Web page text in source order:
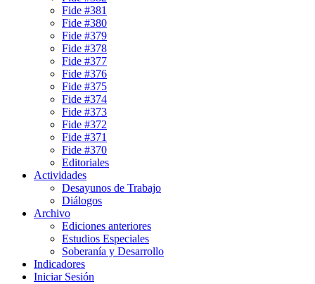
Fide #381
Fide #380
Fide #379
Fide #378
Fide #377
Fide #376
Fide #375
Fide #374
Fide #373
Fide #372
Fide #371
Fide #370
Editoriales
Actividades
Desayunos de Trabajo
Diálogos
Archivo
Ediciones anteriores
Estudios Especiales
Soberanía y Desarrollo
Indicadores
Iniciar Sesión